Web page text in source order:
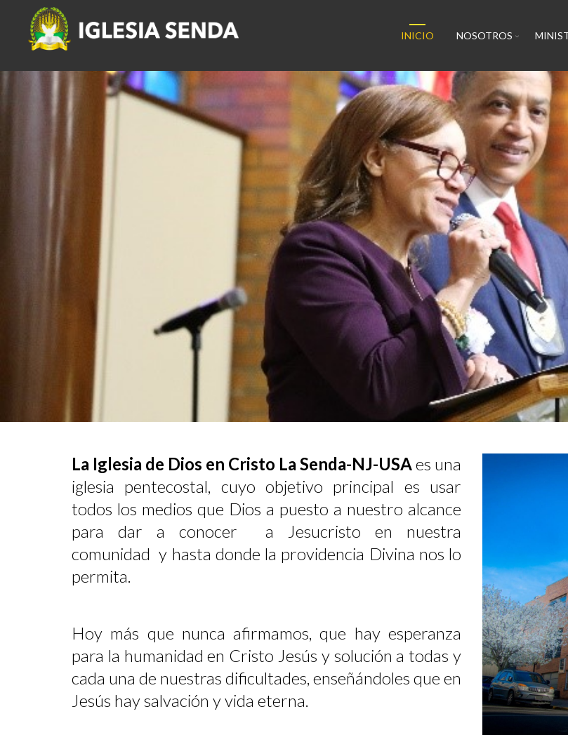
INICIO NOSOTROS
La Iglesia de Dios en Cristo La Senda-NJ-USAes una
iglesia pentecostal, cuyo objetivo principal es usar
todos los medios que Dios a puesto a nuestro alcance
para dar a conocer a Jesucristo en nuestra
comunidad y hasta donde la providencia Divina nos lo
permita.
Hoy más que nunca afirmamos, que hay esperanza
para la humanidad en Cristo Jesús y solución a todas y
cada una de nuestras dificultades, enseñándoles que en
Jesús hay salvación y vida eterna.